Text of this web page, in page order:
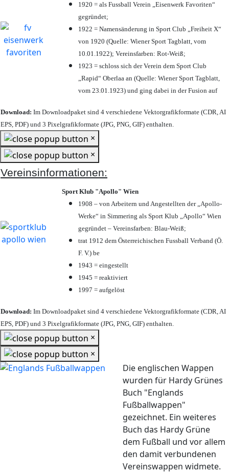
1920 = als Fussball Verein „Eisenwerk Favoriten“
gegründet;
1922 = Namensänderung in Sport Club „Freiheit X“
von 1920 (Quelle: Wiener Sport Tagblatt, vom
10.01.1922); Vereinsfarben: Rot-Weiß;
1923 = schloss sich der Verein dem Sport Club
„Rapid“ Oberlaa an (Quelle: Wiener Sport Tagblatt,
vom 23.01.1923) und ging dabei in der Fusion auf
Download: Im Downloadpaket sind 4 verschiedene Vektorgrafikformate (CDR, AI
EPS, PDF) und 3 Pixelgrafikformate (JPG, PNG, GIF) enthalten.
×
×
Vereinsinformationen:
Sport Klub "Apollo" Wien
1908 – von Arbeitern und Angestellten der „Apollo-
Werke“ in Simmering als Sport Klub „Apollo“ Wien
gegründet – Vereinsfarben: Blau-Weiß;
trat 1912 dem Österreichischen Fussball Verband (Ö.
F. V.) be
1943 = eingestellt
1945 = reaktiviert
1997 = aufgelöst
Download: Im Downloadpaket sind 4 verschiedene Vektorgrafikformate (CDR, AI
EPS, PDF) und 3 Pixelgrafikformate (JPG, PNG, GIF) enthalten.
×
×
Die englischen Wappen
wurden für Hardy Grünes
Buch "Englands
Fußballwappen"
gezeichnet. Ein weiteres
Buch das Hardy Grüne
dem Fußball und vor allem
den damit verbundenen
Vereinswappen widmete.